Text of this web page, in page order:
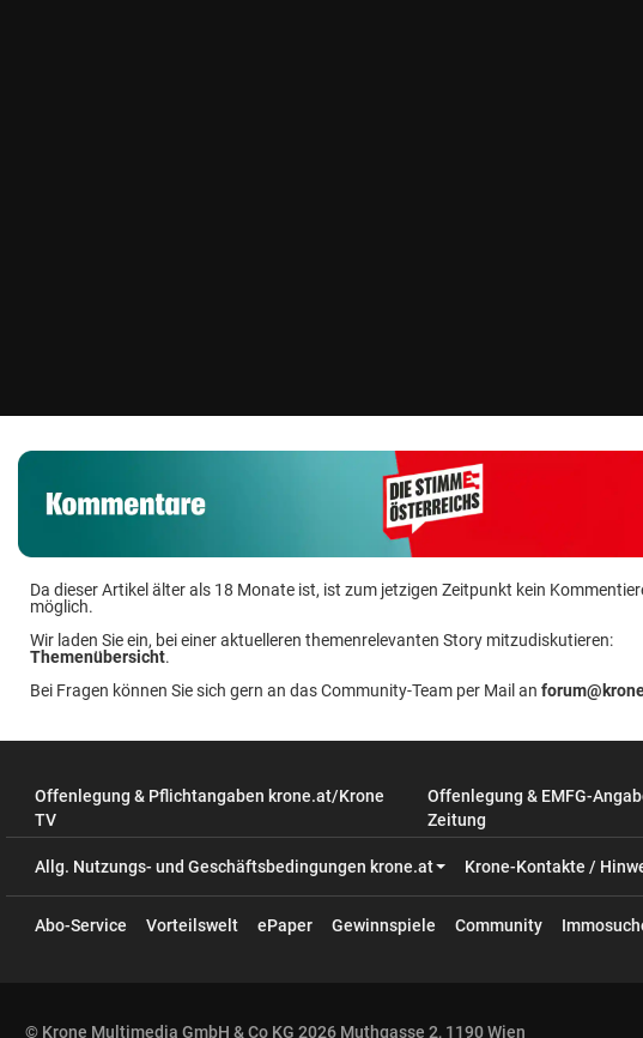
Da dieser Artikel älter als 18 Monate ist, ist zum jetzigen Zeitpunkt kein
möglich.
Wir laden Sie ein, bei einer aktuelleren themenrelevanten Story mitzudiskutieren:
Themenübersicht.
Bei Fragen können Sie sich gern an das Community-Team per Mail an
Offenlegung & Pflichtangaben krone.at/Krone
TV
Offenlegung & EMFG-
Zeitung
Allg. Nutzungs- und Geschäftsbedingungen krone.at Krone-Kontakte /
Abo-Service Vorteilswelt ePaper Gewinnspiele Community
© Krone Multimedia GmbH & Co KG 2026 Muthgasse 2, 1190 Wien